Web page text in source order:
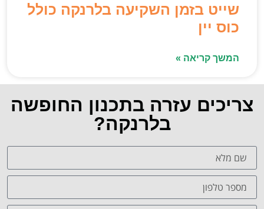
שייט בזמן השקיעה בלרנקה כולל
כוס יין
המשך קריאה »
צריכים עזרה בתכנון החופשה
בלרנקה?